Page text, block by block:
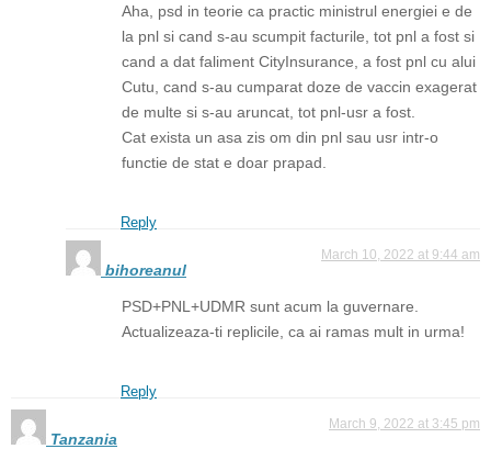
Aha, psd in teorie ca practic ministrul energiei e de
la pnl si cand s-au scumpit facturile, tot pnl a fost si
cand a dat faliment CityInsurance, a fost pnl cu alui
Cutu, cand s-au cumparat doze de vaccin exagerat
de multe si s-au aruncat, tot pnl-usr a fost.
Cat exista un asa zis om din pnl sau usr intr-o
functie de stat e doar prapad.
Reply
bihoreanul
March 10, 2022 at 9:44 am
PSD+PNL+UDMR sunt acum la guvernare.
Actualizeaza-ti replicile, ca ai ramas mult in urma!
Reply
Tanzania
March 9, 2022 at 3:45 pm